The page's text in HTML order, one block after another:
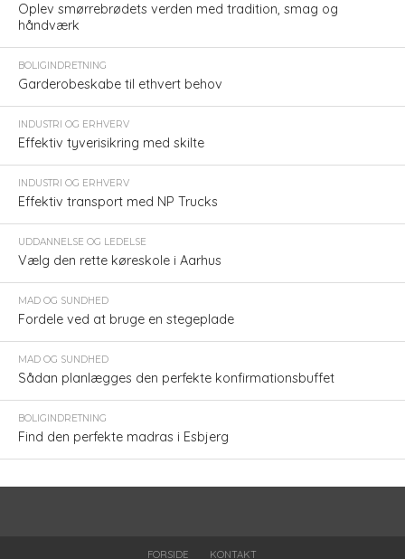
Oplev smørrebrødets verden med tradition, smag og
håndværk
BOLIGINDRETNING
Garderobeskabe til ethvert behov
INDUSTRI OG ERHVERV
Effektiv tyverisikring med skilte
INDUSTRI OG ERHVERV
Effektiv transport med NP Trucks
UDDANNELSE OG LEDELSE
Vælg den rette køreskole i Aarhus
MAD OG SUNDHED
Fordele ved at bruge en stegeplade
MAD OG SUNDHED
Sådan planlægges den perfekte konfirmationsbuffet
BOLIGINDRETNING
Find den perfekte madras i Esbjerg
FORSIDE KONTAKT